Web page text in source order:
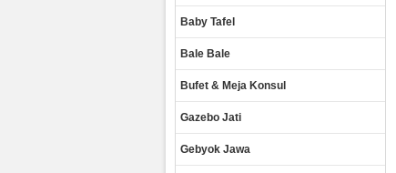
Baby Tafel
Bale Bale
Bufet & Meja Konsul
Gazebo Jati
Gebyok Jawa